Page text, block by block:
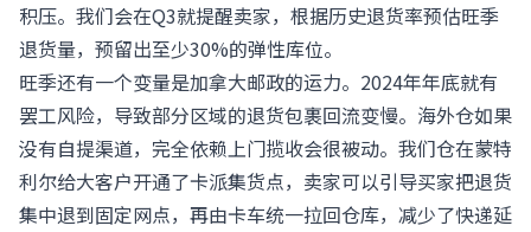
积压。我们会在Q3就提醒卖家，根据历史退货率预估旺季
退货量，预留出至少30%的弹性库位。
旺季还有一个变量是加拿大邮政的运力。2024年年底就有
罢工风险，导致部分区域的退货包裹回流变慢。海外仓如果
没有自提渠道，完全依赖上门揽收会很被动。我们仓在蒙特
利尔给大客户开通了卡派集货点，卖家可以引导买家把退货
集中退到固定网点，再由卡车统一拉回仓库，减少了快递延